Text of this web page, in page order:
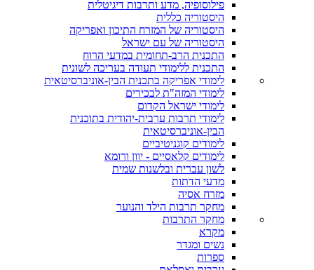
פילוסופיה, מדע ותרבות דיגיטלית
היסטוריה כללית
היסטוריה של המזרח התיכון ואפריקה
היסטוריה של עם ישראל
התכנית הרב-תחומית במדעי הרוח
התכנית ללימודי תעודה בעריכה לשונית
לימודי אפריקה בתכנית הבין-אוניברסיטאית
לימודי המזה"ת לבכירים
לימודי ישראל הקדום
לימודי תרבות ערבית-יהודית בתוכנית
הבין-אוניברסיטאית
לימודים קוגניטיביים
לימודים קלאסיים - יוון ורומא
לשון עברית ובלשנות שמית
מדעי הדתות
מזרח אסיה
מחקר תרבות הילד והנוער
מחקר התרבות
מקרא
נשים ומגדר
ספרות